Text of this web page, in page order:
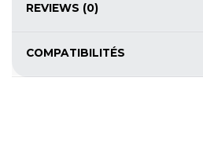
REVIEWS (0)
COMPATIBILITÉS